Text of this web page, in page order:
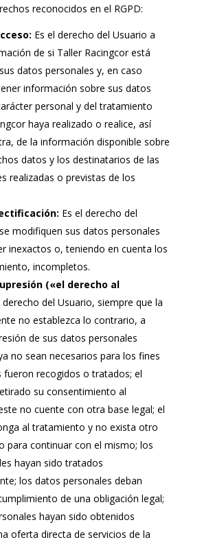
reconocidos en el RGPD:
Es el derecho del Usuario a
de si Taller Racingcor está
datos personales y, en caso
información sobre sus datos
personal y del tratamiento
haya realizado o realice, así
de la información disponible sobre
datos y los destinatarios de las
realizadas o previstas de los
Es el derecho del
modifiquen sus datos personales
inexactos o, teniendo en cuenta los
incompletos.
(«el derecho al
derecho del Usuario, siempre que la
no establezca lo contrario, a
de sus datos personales
no sean necesarios para los fines
fueron recogidos o tratados; el
su consentimiento al
no cuente con otra base legal; el
al tratamiento y no exista otro
para continuar con el mismo; los
hayan sido tratados
los datos personales deban
de una obligación legal;
hayan sido obtenidos
oferta directa de servicios de la